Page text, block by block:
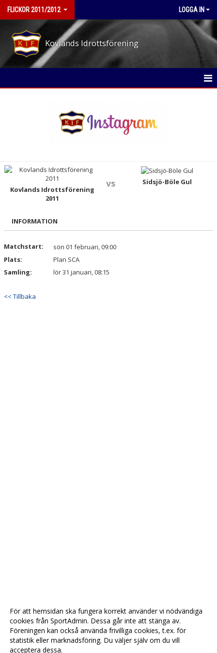
FLICKOR 2011/2012 LOGGA IN
Kovlands Idrottsförening
DOKUMENT
KONTAKT
Kovlands Idrottsförening
2011
vs Sidsjö-Böle Gul
INFORMATION
Matchstart:
sön 01 februari, 09:00
Plats:
Plan SCA
Samling:
lör 31 januari, 08:15
<< Tillbaka
För att hemsidan ska fungera korrekt använder vi nödvändiga
cookies från SportAdmin. Dessa går inte att stänga av.
Föreningen kan också använda frivilliga cookies, t.ex. för
statistik eller marknadsföring. Du väljer själv om du vill
acceptera dessa.